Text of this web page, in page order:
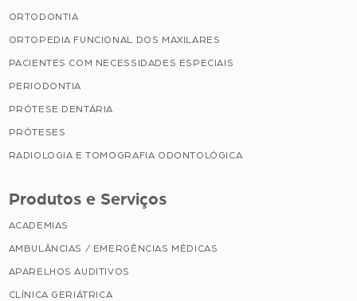
ORTODONTIA
ORTOPEDIA FUNCIONAL DOS MAXILARES
PACIENTES COM NECESSIDADES ESPECIAIS
PERIODONTIA
PRÓTESE DENTÁRIA
PRÓTESES
RADIOLOGIA E TOMOGRAFIA ODONTOLÓGICA
Produtos e Serviços
ACADEMIAS
AMBULÂNCIAS / EMERGÊNCIAS MÉDICAS
APARELHOS AUDITIVOS
CLÍNICA GERIÁTRICA